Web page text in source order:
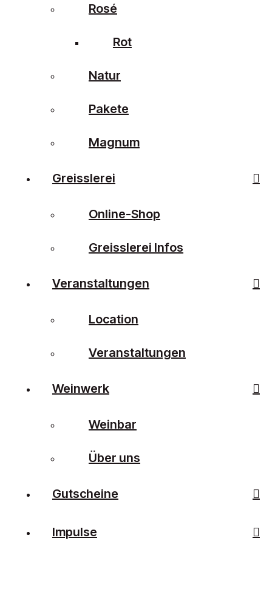
Rosé
Rot
Natur
Pakete
Magnum
Greisslerei
Online-Shop
Greisslerei Infos
Veranstaltungen
Location
Veranstaltungen
Weinwerk
Weinbar
Über uns
Gutscheine
Impulse